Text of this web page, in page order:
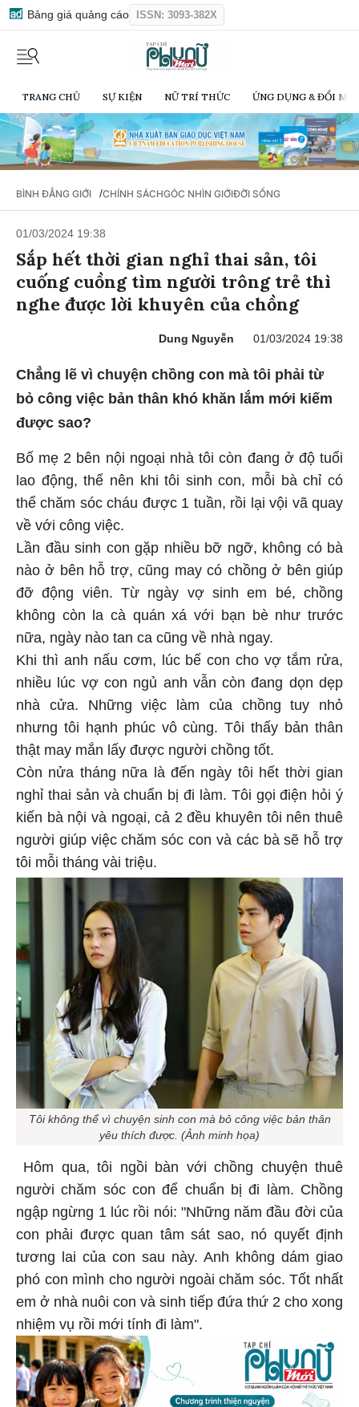
Bảng giá quảng cáo ISSN: 3093-382X
TRANG CHỦ SỰ KIỆN NỮ TRÍ THỨC ỨNG DỤNG & ĐỔI
BÌNH ĐẲNG GIỚI /CHÍNH SÁCHGÓC NHÌN GIỚIĐỜI SỐNG
01/03/2024 19:38
Sắp hết thời gian nghỉ thai sản, tôi
cuống cuồng tìm người trông trẻ thì
nghe được lời khuyên của chồng
Dung Nguyễn 01/03/2024 19:38
Chẳng lẽ vì chuyện chồng con mà tôi phải từ
bỏ công việc bản thân khó khăn lắm mới kiếm
được sao?
Bố mẹ 2 bên nội ngoại nhà tôi còn đang ở độ tuổi
lao động, thế nên khi tôi sinh con, mỗi bà chỉ có
thể chăm sóc cháu được 1 tuần, rồi lại vội vã quay
về với công việc.
Lần đầu sinh con gặp nhiều bỡ ngỡ, không có bà
nào ở bên hỗ trợ, cũng may có chồng ở bên giúp
đỡ động viên. Từ ngày vợ sinh em bé, chồng
không còn la cà quán xá với bạn bè như trước
nữa, ngày nào tan ca cũng về nhà ngay.
Khi thì anh nấu cơm, lúc bế con cho vợ tắm rửa,
nhiều lúc vợ con ngủ anh vẫn còn đang dọn dẹp
nhà cửa. Những việc làm của chồng tuy nhỏ
nhưng tôi hạnh phúc vô cùng. Tôi thấy bản thân
thật may mắn lấy được người chồng tốt.
Còn nửa tháng nữa là đến ngày tôi hết thời gian
nghỉ thai sản và chuẩn bị đi làm. Tôi gọi điện hỏi ý
kiến bà nội và ngoại, cả 2 đều khuyên tôi nên thuê
người giúp việc chăm sóc con và các bà sẽ hỗ trợ
tôi mỗi tháng vài triệu.
Tôi không thể vì chuyện sinh con mà bỏ công việc bản thân
yêu thích được. (Ảnh minh họa)
Hôm qua, tôi ngồi bàn với chồng chuyện thuê
người chăm sóc con để chuẩn bị đi làm. Chồng
ngập ngừng 1 lúc rồi nói: "Những năm đầu đời của
con phải được quan tâm sát sao, nó quyết định
tương lai của con sau này. Anh không dám giao
phó con mình cho người ngoài chăm sóc. Tốt nhất
em ở nhà nuôi con và sinh tiếp đứa thứ 2 cho xong
nhiệm vụ rồi mới tính đi làm".